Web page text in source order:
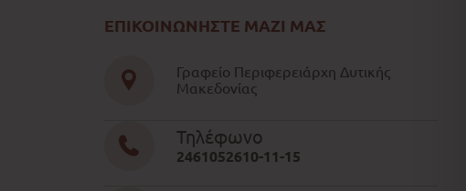
ΕΠΙΚΟΙΝΩΝΗΣΤΕ ΜΑΖΙ ΜΑΣ
Γραφείο Περιφερειάρχη Δυτικής
Μακεδονίας
Τηλέφωνο
2461052610-11-15